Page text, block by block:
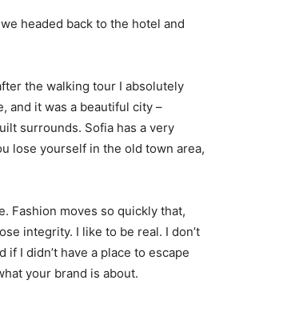
headed back to the hotel and
the walking tour I absolutely
and it was a beautiful city –
surrounds. Sofia has a very
lose yourself in the old town area,
Fashion moves so quickly that,
integrity. I like to be real. I don’t
if I didn’t have a place to escape
your brand is about.